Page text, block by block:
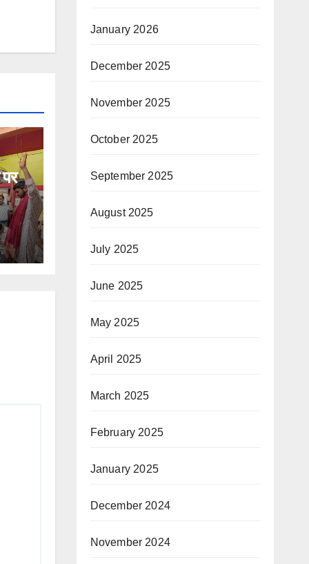
January 2026
December 2025
November 2025
October 2025
September 2025
August 2025
July 2025
June 2025
May 2025
April 2025
March 2025
February 2025
January 2025
December 2024
November 2024